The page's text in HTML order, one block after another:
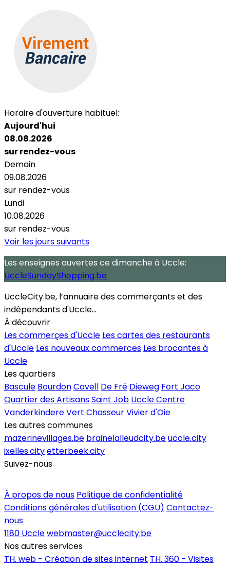
Horaire d'ouverture habituel:
Aujourd'hui
08.08.2026
sur rendez-vous
Demain
09.08.2026
sur rendez-vous
Lundi
10.08.2026
sur rendez-vous
Voir les jours suivants
Les enseignes ouvertes ce dimanche à Uccle:
UccleSundayShopping.be
UccleCity.be, l’annuaire des commerçants et des
indépendants d'Uccle...
À découvrir
Les commerçes d'Uccle Les cartes des restaurants
d'Uccle Les nouveaux commerces Les brocantes à
Uccle
Les quartiers
Bascule BourdonCavell De Fré Dieweg Fort Jaco
Quartier des ArtisansSaint Job Uccle Centre
VanderkindereVert ChasseurVivier d'Oie
Les autres communes
mazerinevillages.be brainelalleudcity.beuccle.city
ixelles.cityetterbeek.city
Suivez-nous
À propos de nous Politique de confidentialité
Conditions générales d'utilisation (CGU) Contactez-
nous
1180 Ucclewebmaster@ucclecity.be
Nos autres services
TH. web - Création de sites internet TH. 360 - Visites